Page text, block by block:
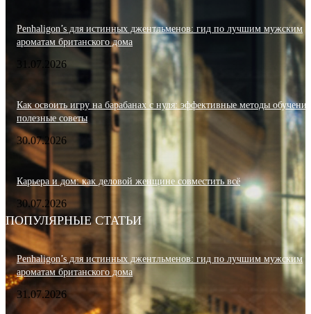
Penhaligon’s для истинных джентльменов: гид по лучшим мужским
ароматам британского дома
31.07.2026
Как освоить игру на барабанах с нуля: эффективные методы
полезные советы
30.07.2026
Карьера и дом: как деловой женщине совместить всё
30.07.2026
ПОПУЛЯРНЫЕ СТАТЬИ
Penhaligon’s для истинных джентльменов: гид по лучшим мужским
ароматам британского дома
31.07.2026